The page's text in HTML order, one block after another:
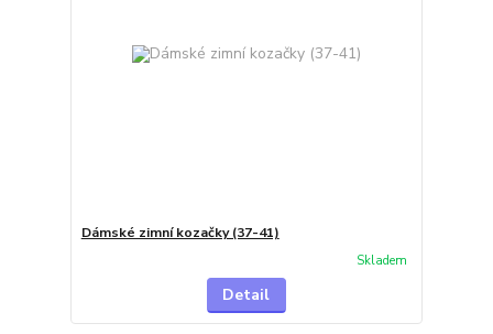
Dámské zimní kozačky (37-41)
Skladem
Detail